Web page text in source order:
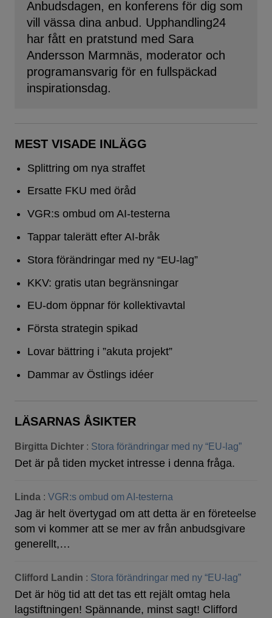
Anbudsdagen, en konferens för dig som
vill vässa dina anbud. Upphandling24
har fått en pratstund med Sara
Andersson Marmnäs, moderator och
programansvarig för en fullspäckad
inspirationsdag.
MEST VISADE INLÄGG
Splittring om nya straffet
Ersatte FKU med öråd
VGR:s ombud om AI-testerna
Tappar talerätt efter AI-bråk
Stora förändringar med ny “EU-lag”
KKV: gratis utan begränsningar
EU-dom öppnar för kollektivavtal
Första strategin spikad
Lovar bättring i ”akuta projekt”
Dammar av Östlings idéer
LÄSARNAS ÅSIKTER
Birgitta Dichter : Stora förändringar med ny “EU-lag”
Det är på tiden mycket intresse i denna fråga.
Linda : VGR:s ombud om AI-testerna
Jag är helt övertygad om att detta är en företeelse
som vi kommer att se mer av från anbudsgivare
generellt,…
Clifford Landin : Stora förändringar med ny “EU-lag”
Det är hög tid att det tas ett rejält omtag hela
lagstiftningen! Spännande, minst sagt! Clifford